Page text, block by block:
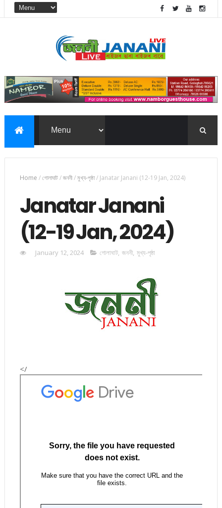
Home /গোলাঘাট/জননী/মুখ্য-পৃষ্ঠা/ Janatar Janani (12-19 Jan, 2024)
Janatar Janani
(12-19 Jan, 2024)
January 12, 2024 গোলাঘাট, জননী, মুখ্য-পৃষ্ঠা
</